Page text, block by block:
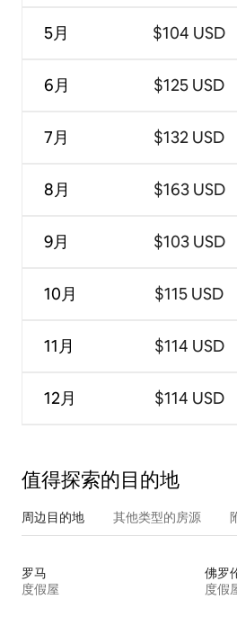
5月
6月
7月
8月
9月
10月
11月
12月
$104 USD
$125 USD
$132 USD
$163 USD
$103 USD
$115 USD
$114 USD
$114 USD
值得探索的目的地
周边目的地 其他类型的房源
罗马
度假屋
佛罗
度假